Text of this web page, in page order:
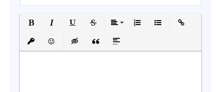
Подчеркнутый
Вставить защищенную ссылку
Вставить смайлик
Вставка скрытого текста
Вставка цитаты
Вставка спойлера